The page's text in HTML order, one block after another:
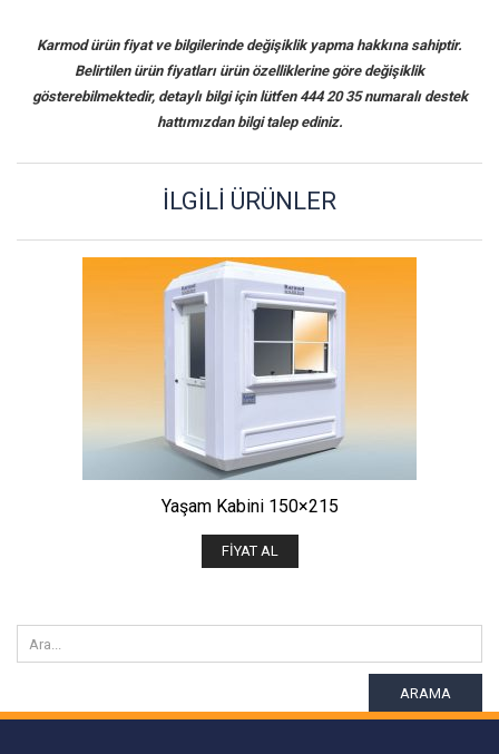
Karmod ürün fiyat ve bilgilerinde değişiklik yapma hakkına sahiptir.
Belirtilen ürün fiyatları ürün özelliklerine göre değişiklik
gösterebilmektedir, detaylı bilgi için lütfen 444 20 35 numaralı destek
hattımızdan bilgi talep ediniz.
İLGILI ÜRÜNLER
Yaşam Kabini 150×215
FIYAT AL
ARAMA